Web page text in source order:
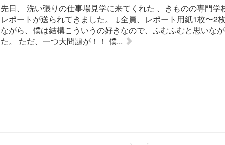
先日、 洗い張りの仕事場見学に来てくれた 、きものの専門
レポートが送られてきました。 ↓全員、レポート用紙1枚〜2
ながら、僕は結構こういうの好きなので、ふむふむと思いな
た。 ただ、一つ大問題が！！ 僕...